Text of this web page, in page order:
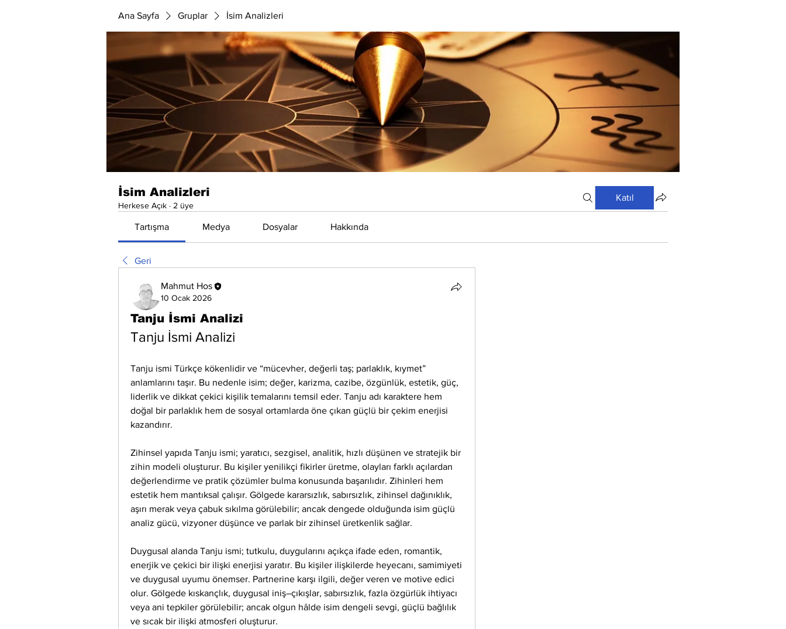
Ana Sayfa Gruplar İsim Analizleri
İsim Analizleri
Herkese Açık · 2 üye
Katıl
Tartışma Medya Dosyalar Hakkında
Geri
Mahmut Hos
10 Ocak 2026
Tanju İsmi Analizi
Tanju İsmi Analizi
Tanju ismi Türkçe kökenlidir ve “mücevher, değerli taş; parlaklık, kıymet”
anlamlarını taşır. Bu nedenle isim; değer, karizma, cazibe, özgünlük, estetik, güç,
liderlik ve dikkat çekici kişilik temalarını temsil eder. Tanju adı karaktere hem
doğal bir parlaklık hem de sosyal ortamlarda öne çıkan güçlü bir çekim enerjisi
kazandırır.
Zihinsel yapıda Tanju ismi; yaratıcı, sezgisel, analitik, hızlı düşünen ve stratejik bir
zihin modeli oluşturur. Bu kişiler yenilikçi fikirler üretme, olayları farklı açılardan
değerlendirme ve pratik çözümler bulma konusunda başarılıdır. Zihinleri hem
estetik hem mantıksal çalışır. Gölgede kararsızlık, sabırsızlık, zihinsel dağınıklık,
aşırı merak veya çabuk sıkılma görülebilir; ancak dengede olduğunda isim güçlü
analiz gücü, vizyoner düşünce ve parlak bir zihinsel üretkenlik sağlar.
Duygusal alanda Tanju ismi; tutkulu, duygularını açıkça ifade eden, romantik,
enerjik ve çekici bir ilişki enerjisi yaratır. Bu kişiler ilişkilerde heyecanı, samimiyeti
ve duygusal uyumu önemser. Partnerine karşı ilgili, değer veren ve motive edici
olur. Gölgede kıskançlık, duygusal iniş–çıkışlar, sabırsızlık, fazla özgürlük ihtiyacı
veya ani tepkiler görülebilir; ancak olgun hâlde isim dengeli sevgi, güçlü bağlılık
ve sıcak bir ilişki atmosferi oluşturur.